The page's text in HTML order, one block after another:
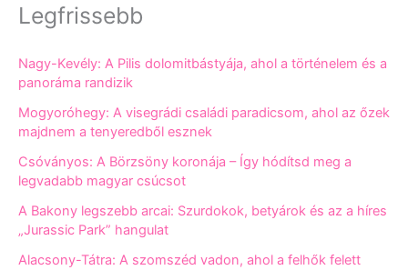
Legfrissebb
Nagy-Kevély: A Pilis dolomitbástyája, ahol a történelem és a
panoráma randizik
Mogyoróhegy: A visegrádi családi paradicsom, ahol az őzek
majdnem a tenyeredből esznek
Csóványos: A Börzsöny koronája – Így hódítsd meg a
legvadabb magyar csúcsot
A Bakony legszebb arcai: Szurdokok, betyárok és az a híres
„Jurassic Park” hangulat
Alacsony-Tátra: A szomszéd vadon, ahol a felhők felett